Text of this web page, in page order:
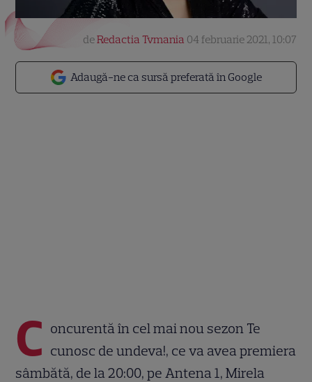
Adaugă-ne ca sursă preferată în Google
deRedactia Tvmania 04 februarie 2021, 10:07
C oncurentă în cel mai nou sezon Te
cunosc de undeva!, ce va avea premiera
sâmbătă, de la 20:00, pe Antena 1, Mirela